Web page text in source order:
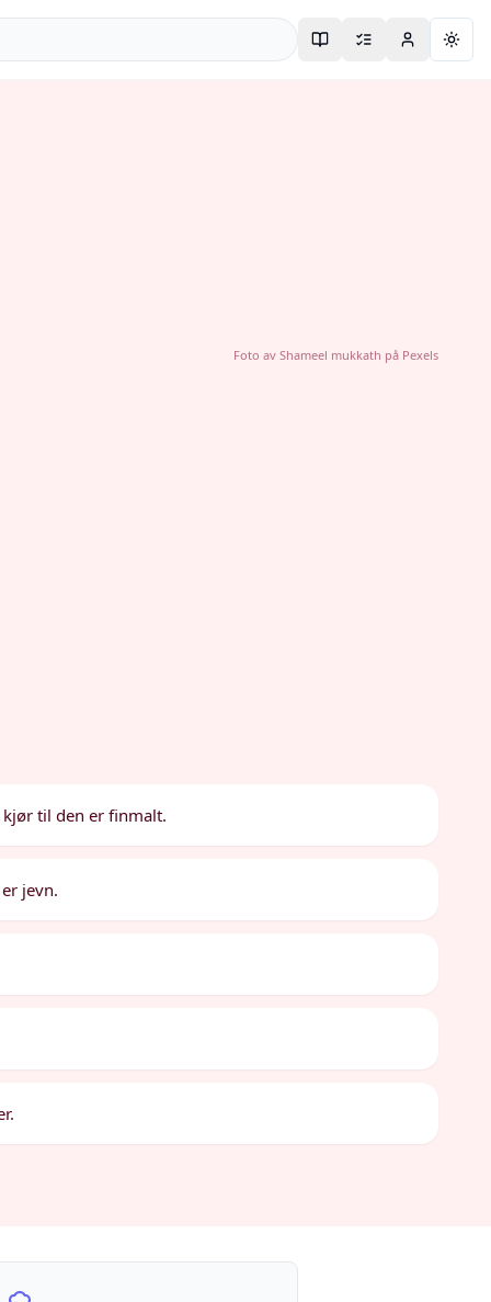
Foto av Shameel mukkath på Pexels
til den er finmalt.
jevn.